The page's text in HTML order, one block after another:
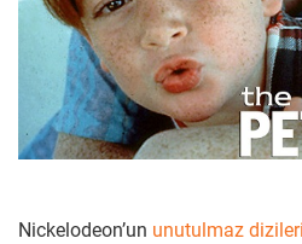
Nickelodeon’un unutulmaz dizileri